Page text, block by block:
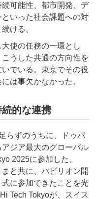
可能性、都市開発、デ
いった社会課題への対
ける。
使の任務の一環とし
うした共通の方向性を
でいる。東京でその役
は事欠かなかった。
的な連携
らずのうちに、ドゥバ
ジア最大のグローバル
2025に参加した。
と共に、パビリオン開
に参加できたことを光
Tech Tokyoが、スイス